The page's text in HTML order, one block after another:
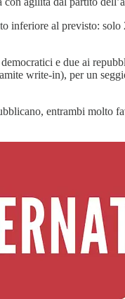
inferiore al previsto:
e due ai
write-in), per un
entrambi molto